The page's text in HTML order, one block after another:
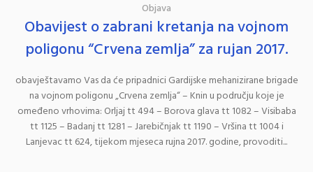
Objava
Obavijest o zabrani kretanja na vojnom
poligonu “Crvena zemlja” za rujan 2017.
obavještavamo Vas da će pripadnici Gardijske mehanizirane brigade
na vojnom poligonu „Crvena zemlja“ – Knin u području koje je
omeđeno vrhovima: Orljaj tt 494 – Borova glava tt 1082 – Visibaba
tt 1125 – Badanj tt 1281 – Jarebičnjak tt 1190 – Vršina tt 1004 i
Lanjevac tt 624, tijekom mjeseca rujna 2017. godine, provoditi...